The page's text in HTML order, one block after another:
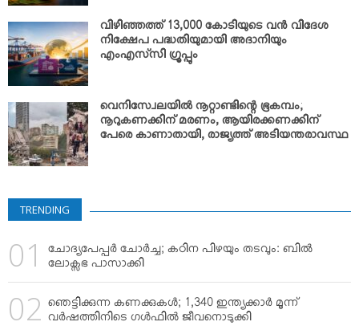
വിഴിഞ്ഞത്ത് 13,000 കോടിയുടെ വന്‍ വിദേശ
നിക്ഷേപ പദ്ധതിയുമായി അദാനിയും
എംഎസ്‌സി ഗ്രൂപ്പും
വെനിസ്വേലയില്‍ നൂറ്റാണ്ടിന്റെ ഭൂകമ്പം;
നൂറുകണക്കിന് മരണം, ആയിരക്കണക്കിന്
പേരെ കാണാതായി, രാജ്യത്ത് അടിയന്തരാവസ്ഥ
TRENDING
ചോദ്യപേപ്പര്‍ ചോര്‍ച്ച; കഠിന പിഴയും തടവും: ബില്‍
ലോക്സഭ പാസാക്കി
ഞെട്ടിക്കുന്ന കണക്കുകള്‍; 1,340 ഇന്ത്യക്കാര്‍ മൂന്ന്
വര്‍ഷത്തിനിടെ ഗള്‍ഫില്‍ ജീവനൊടുക്കി